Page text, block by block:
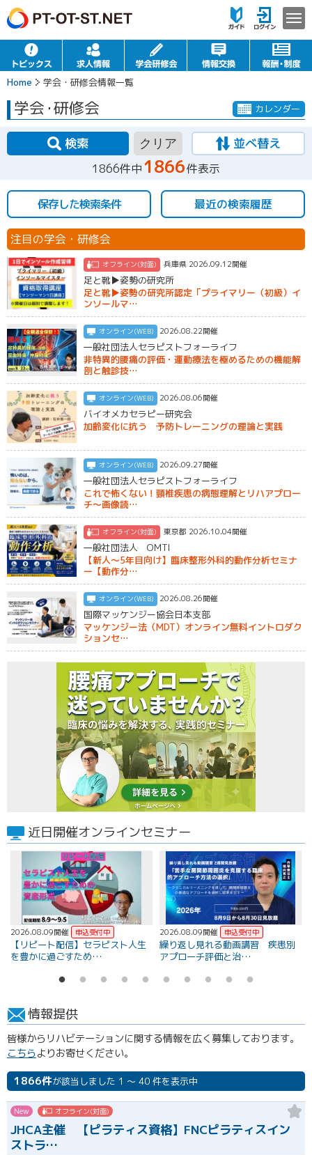
Home 学会・研修会情報一覧
学会・研修会 カレンダー
検索 クリア 並べ替え
1866件中1866件表示
保存した検索条件 最近の検索履歴
注目の学会・研修会
オフライン(対面) 兵庫県 2026.09.12開催
足と靴▶姿勢の研究所
足と靴▶姿勢の研究所認定「プライマリー（初級）イ
ンソールマ…
オンライン(WEB) 2026.08.22開催
一般社団法人セラピストフォーライフ
非特異的腰痛の評価・運動療法を極めるための機能解
剖と触診技…
オンライン(WEB) 2026.08.06開催
バイオメカセラピー研究会
加齢変化に抗う 予防トレーニングの理論と実践
オンライン(WEB) 2026.09.27開催
一般社団法人セラピストフォーライフ
これで怖くない！頸椎疾患の病態理解とリハアプロー
チ〜画像読…
オフライン(対面) 東京都 2026.10.04開催
一般社団法人 OMTI
【新人〜5年目向け】臨床整形外科的動作分析セミナ
ー【動作分…
オンライン(WEB) 2026.08.26開催
国際マッケンジー協会日本支部
マッケンジー法（MDT）オンライン無料イントロダク
ションセ…
近日開催オンラインセミナー
2026.08.09開催
【リピート配信】セラピスト人生
を豊かに過ごすため…
2026.08.09開催
繰り返し見れる動画講習 疾患別
アプローチ評価と治…
情報提供
皆様からリハビテーションに関する情報を広く募集しております。
こちらよりお寄せください。
1866件が該当しました 1 ～ 40 件を表示中
New オフライン(対面)
JHCA主催 【ピラティス資格】FNCピラティスイン
ストラ…